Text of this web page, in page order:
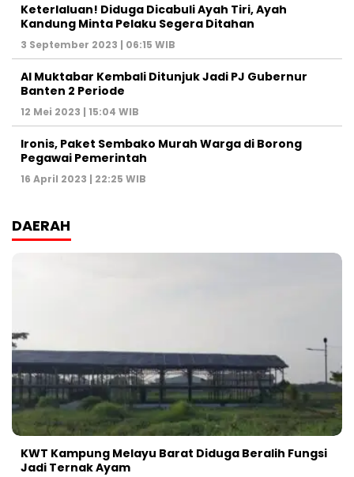
Keterlaluan! Diduga Dicabuli Ayah Tiri, Ayah
Kandung Minta Pelaku Segera Ditahan
3 September 2023 | 06:15 WIB
Al Muktabar Kembali Ditunjuk Jadi PJ Gubernur
Banten 2 Periode
12 Mei 2023 | 15:04 WIB
Ironis, Paket Sembako Murah Warga di Borong
Pegawai Pemerintah
16 April 2023 | 22:25 WIB
DAERAH
KWT Kampung Melayu Barat Diduga Beralih Fungsi
Jadi Ternak Ayam